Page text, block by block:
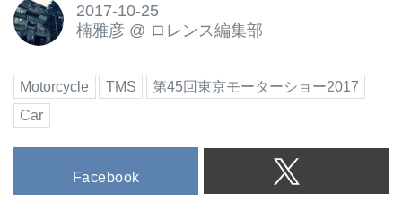
2017-10-25
楠雅彦 @ ロレンス編集部
Motorcycle TMS
第45回東京モーターショー2017
Car
Facebook